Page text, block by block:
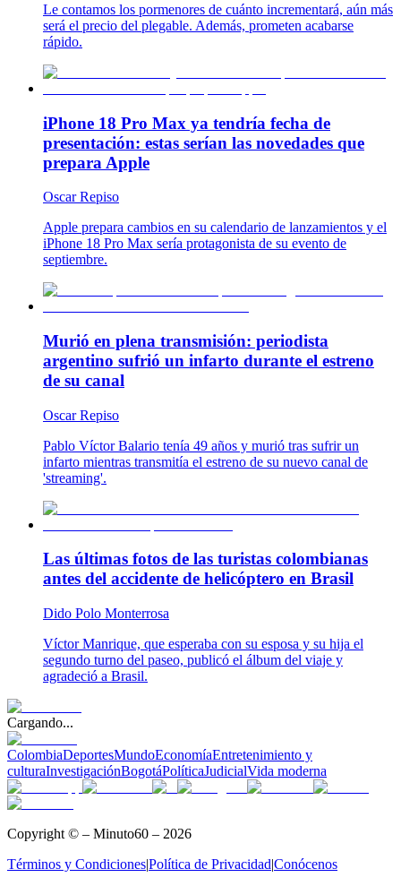
Le contamos los pormenores de cuánto incrementará, aún más
será el precio del plegable. Además, prometen acabarse
rápido.
iPhone 18 Pro Max ya tendría fecha de
presentación: estas serían las novedades que
prepara Apple
Oscar Repiso
Apple prepara cambios en su calendario de lanzamientos y el
iPhone 18 Pro Max sería protagonista de su evento de
septiembre.
Murió en plena transmisión: periodista
argentino sufrió un infarto durante el estreno
de su canal
Oscar Repiso
Pablo Víctor Balario tenía 49 años y murió tras sufrir un
infarto mientras transmitía el estreno de su nuevo canal de
'streaming'.
Las últimas fotos de las turistas colombianas
antes del accidente de helicóptero en Brasil
Dido Polo Monterrosa
Víctor Manrique, que esperaba con su esposa y su hija el
segundo turno del paseo, publicó el álbum del viaje y
agradeció a Brasil.
Cargando...
ColombiaDeportesMundoEconomíaEntretenimiento y
culturaInvestigaciónBogotáPolíticaJudicialVida moderna
Copyright © – Minuto60 – 2026
Términos y Condiciones|Política de Privacidad|Conócenos